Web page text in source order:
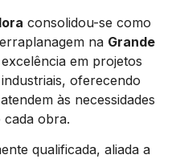
consolidou-se como
na Grande
em projetos
oferecendo
às necessidades
cada obra.
qualificada, aliada a